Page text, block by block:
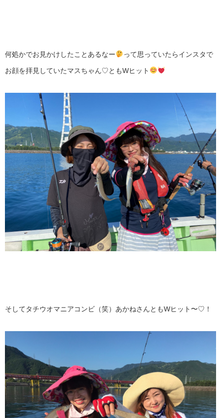
何処かでお見かけしたことあるなー って思っていたらインスタで
お顔を拝見していたマスちゃん♡ともWヒット
そしてタチウオマニアコンビ（笑）あかねさんともWヒット〜♡！